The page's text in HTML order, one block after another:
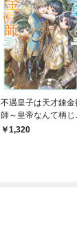
不遇皇子は天才錬金
師～皇帝なんて柄じ
ないので弟妹を可愛
1,320